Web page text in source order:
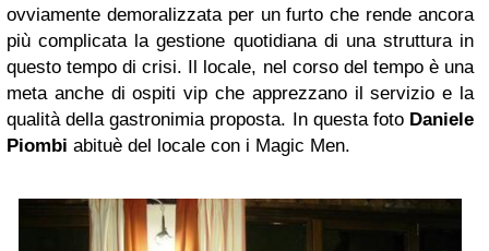
ovviamente demoralizzata per un furto che rende ancora
più complicata la gestione quotidiana di una struttura in
questo tempo di crisi. Il locale, nel corso del tempo è una
meta anche di ospiti vip che apprezzano il servizio e la
qualità della gastronimia proposta. In questa foto Daniele
Piombi abituè del locale con i Magic Men.